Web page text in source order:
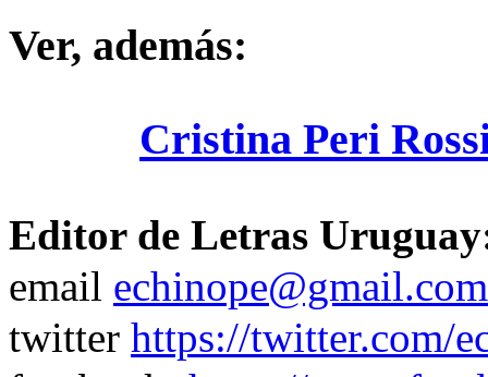
Ver, además:
Cristina Peri
Editor de Letras
email echinope@gmail.com
twitter https://twitter.com/